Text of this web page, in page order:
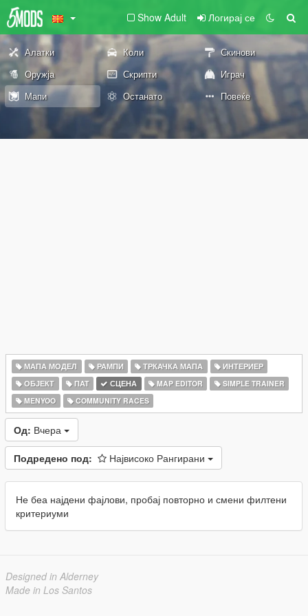
Show Adult Логирај се
Алатки Коли
Скинови
Оружја
Скрипти
Играч
Мапи
Останато Повеќе
МАПА МОДЕЛ РАМПИ ТРКАЧКА МАПА
ИНТЕРИЕР
ОБЈЕКТ
ПАТ СЦЕНА MAP EDITOR
SIMPLE TRAINER
MENYOO
COMMUNITY RACES
Од: Вчера
Подредено под: Највисоко Рангирани
Не беа најдени фајлови, пробај повторно и смени филтени
критериуми
Designed in Alderney
Made in Los Santos